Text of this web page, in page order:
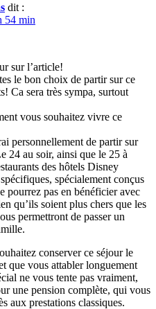
dit :
54 min
sur l’article!
le bon choix de partir sur ce
Ca sera très sympa, surtout
vous souhaitez vivre ce
personnellement de partir sur
24 au soir, ainsi que le 25 à
des hôtels Disney
spécialement conçus
pourrez pas en bénéficier avec
qu’ils soient plus chers que les
permettront de passer un
conserver ce séjour le
que vous attabler longuement
ne vous tente pas vraiment,
une pension complète, qui vous
aux prestations classiques.